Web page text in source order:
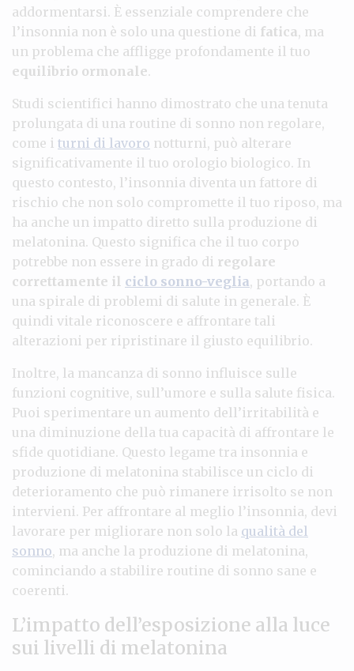
addormentarsi. È essenziale comprendere che
l’insonnia non è solo una questione di fatica, ma
un problema che affligge profondamente il tuo
equilibrio ormonale.
Studi scientifici hanno dimostrato che una tenuta
prolungata di una routine di sonno non regolare,
come i turni di lavoro notturni, può alterare
significativamente il tuo orologio biologico. In
questo contesto, l’insonnia diventa un fattore di
rischio che non solo compromette il tuo riposo, ma
ha anche un impatto diretto sulla produzione di
melatonina. Questo significa che il tuo corpo
potrebbe non essere in grado di regolare
correttamente il ciclo sonno-veglia, portando a
una spirale di problemi di salute in generale. È
quindi vitale riconoscere e affrontare tali
alterazioni per ripristinare il giusto equilibrio.
Inoltre, la mancanza di sonno influisce sulle
funzioni cognitive, sull’umore e sulla salute fisica.
Puoi sperimentare un aumento dell’irritabilità e
una diminuzione della tua capacità di affrontare le
sfide quotidiane. Questo legame tra insonnia e
produzione di melatonina stabilisce un ciclo di
deterioramento che può rimanere irrisolto se non
intervieni. Per affrontare al meglio l’insonnia, devi
lavorare per migliorare non solo la qualità del
sonno, ma anche la produzione di melatonina,
cominciando a stabilire routine di sonno sane e
coerenti.
L’impatto dell’esposizione alla luce
sui livelli di melatonina